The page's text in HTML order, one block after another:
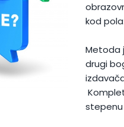
kod
Metoda
drugi